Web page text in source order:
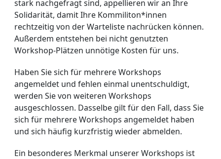
stark nachgefragt sind, appellieren wir an Ihre
Solidarität, damit Ihre Kommiliton*innen
rechtzeitig von der Warteliste nachrücken können.
Außerdem entstehen bei nicht genutzten
Workshop-Plätzen unnötige Kosten für uns.
Haben Sie sich für mehrere Workshops
angemeldet und fehlen einmal unentschuldigt,
werden Sie von weiteren Workshops
ausgeschlossen. Dasselbe gilt für den Fall, dass Sie
sich für mehrere Workshops angemeldet haben
und sich häufig kurzfristig wieder abmelden.
Ein besonderes Merkmal unserer Workshops ist